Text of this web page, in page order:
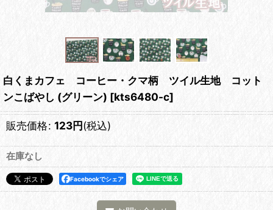
白くまカフェ コーヒー・クマ柄 ツイル生地 コット
ンこばやし (グリーン) [kts6480-c]
販売価格: 123円(税込)
在庫なし
Facebookでシェア